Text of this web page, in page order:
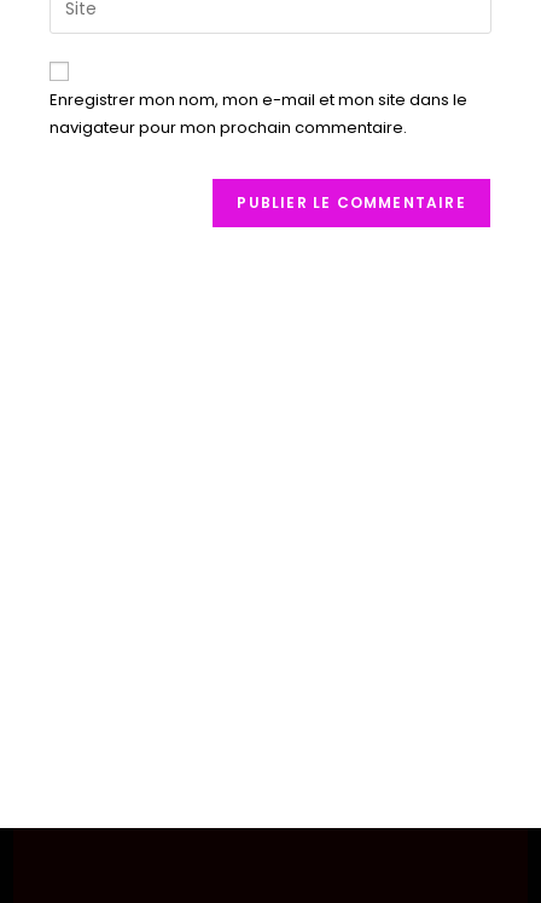
Enregistrer mon nom, mon e-mail et mon site dans le
navigateur pour mon prochain commentaire.